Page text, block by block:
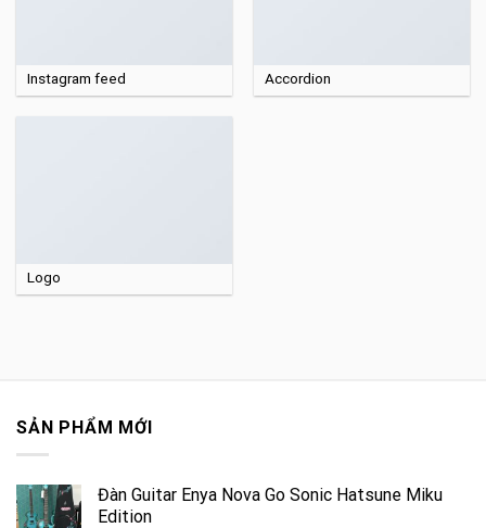
Instagram feed Accordion
Logo
SẢN PHẨM MỚI
Đàn Guitar Enya Nova Go Sonic Hatsune Miku
Edition